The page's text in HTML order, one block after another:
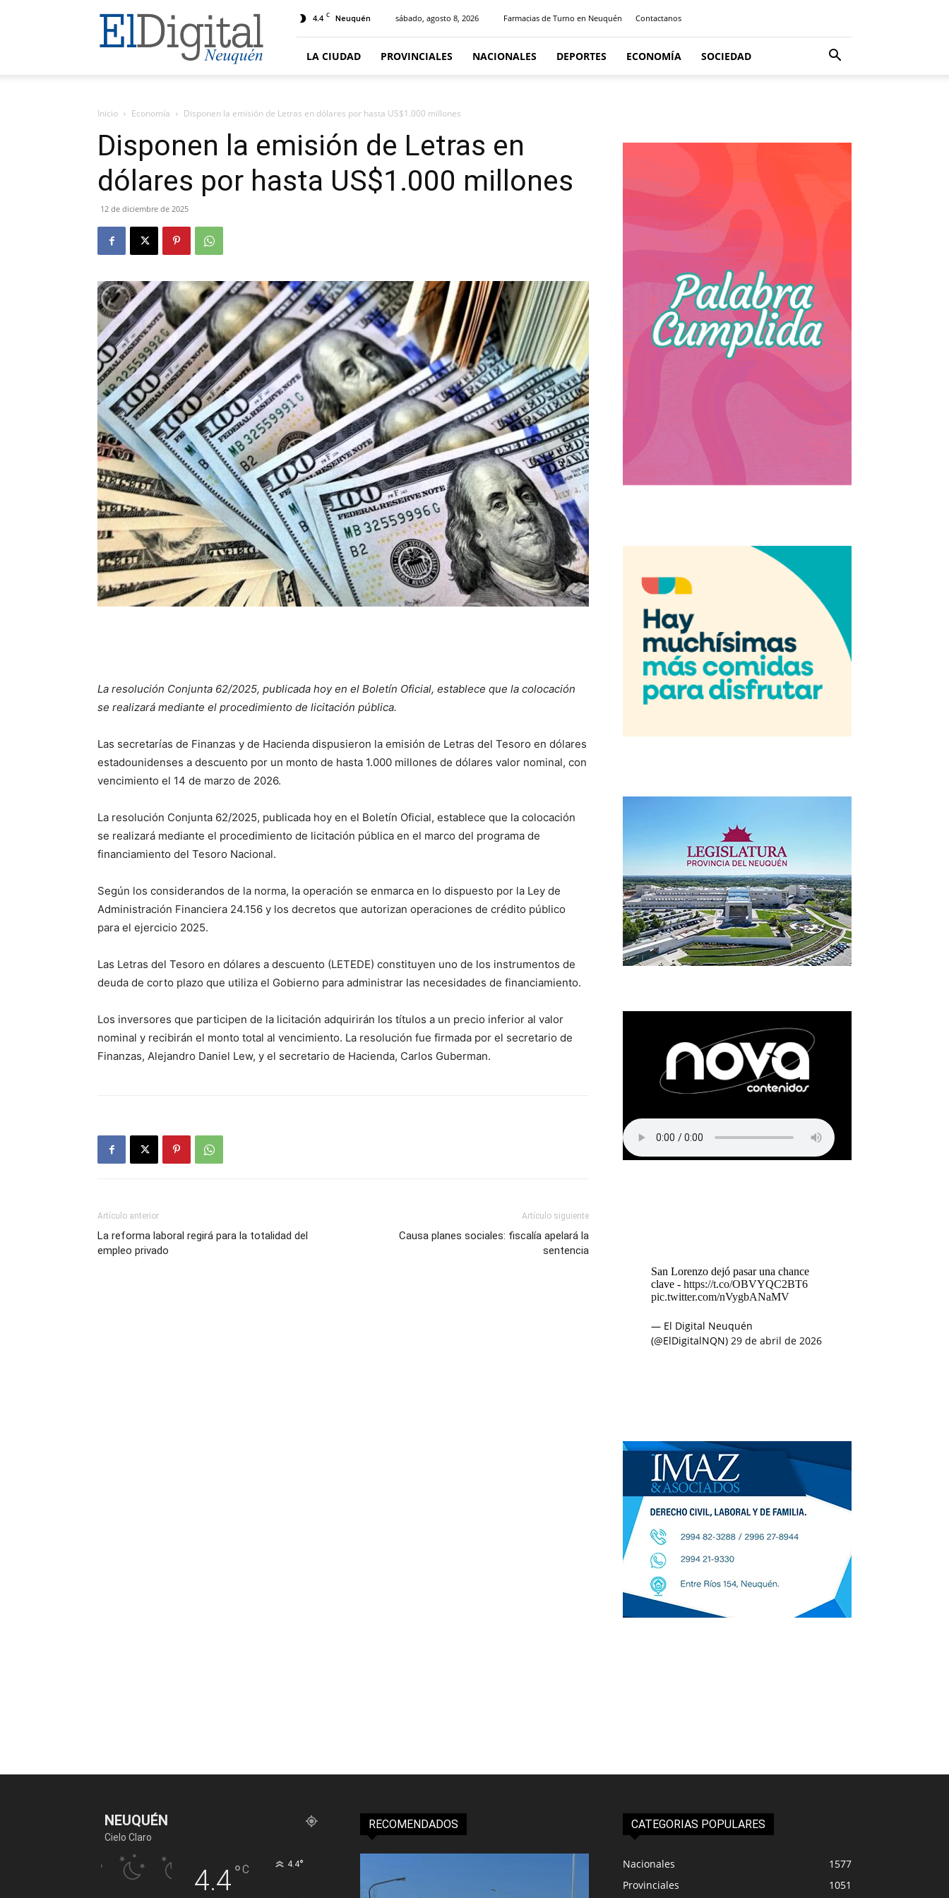
El
Digital
Neuquen
4.4 C Neuquén sábado, agosto 8, 2026 Farmacias de Turno en Neuquén Contactanos
LA CIUDAD PROVINCIALES NACIONALES DEPORTES ECONOMÍA SOCIEDAD
Inicio Economía Disponen la emisión de Letras en dólares por hasta US$1.000 millones
Disponen la emisión de Letras en
dólares por hasta US$1.000 millones
12 de diciembre de 2025
La resolución Conjunta 62/2025, publicada hoy en el Boletín Oficial, establece que la colocación
se realizará mediante el procedimiento de licitación pública.
Las secretarías de Finanzas y de Hacienda dispusieron la emisión de Letras del Tesoro en dólares
estadounidenses a descuento por un monto de hasta 1.000 millones de dólares valor nominal, con
vencimiento el 14 de marzo de 2026.
La resolución Conjunta 62/2025, publicada hoy en el Boletín Oficial, establece que la colocación
se realizará mediante el procedimiento de licitación pública en el marco del programa de
financiamiento del Tesoro Nacional.
Según los considerandos de la norma, la operación se enmarca en lo dispuesto por la Ley de
Administración Financiera 24.156 y los decretos que autorizan operaciones de crédito público
para el ejercicio 2025.
Las Letras del Tesoro en dólares a descuento (LETEDE) constituyen uno de los instrumentos de
deuda de corto plazo que utiliza el Gobierno para administrar las necesidades de financiamiento.
Los inversores que participen de la licitación adquirirán los títulos a un precio inferior al valor
nominal y recibirán el monto total al vencimiento. La resolución fue firmada por el secretario de
Finanzas, Alejandro Daniel Lew, y el secretario de Hacienda, Carlos Guberman.
Artículo anterior
La reforma laboral regirá para la totalidad del
empleo privado
Artículo siguiente
Causa planes sociales: fiscalía apelará la
sentencia
San Lorenzo dejó pasar una chance
clave - https://t.co/OBVYQC2BT6
pic.twitter.com/nVygbANaMV
— El Digital Neuquén
(@ElDigitalNQN) 29 de abril de 2026
NEUQUÉN
Cielo Claro
4.4°C 4.4°
RECOMENDADOS CATEGORIAS POPULARES
Nacionales
1577
Provinciales
1051